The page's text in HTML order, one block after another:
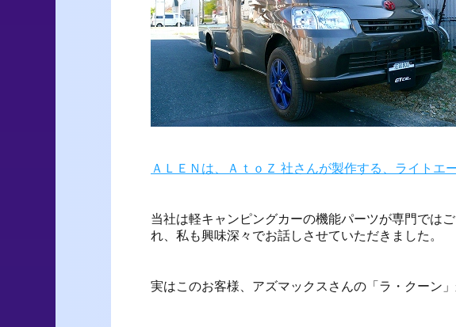
ＡＬＥＮは、ＡｔｏＺ 社さんが製作する、ライトエ
当社は軽キャンピングカーの機能パーツが専門では
れ、私も興味深々でお話しさせていただきました。
実はこのお客様、アズマックスさんの「ラ・クーン」